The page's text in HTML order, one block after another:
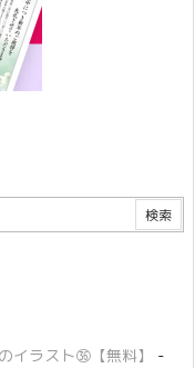
イラスト㊱【無料】
-